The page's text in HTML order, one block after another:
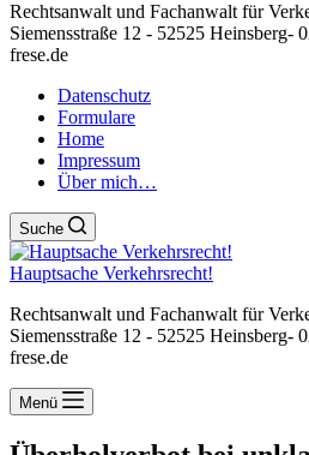
Rechtsanwalt und Fachanwalt für
Siemensstraße 12 - 52525 Heinsberg-
frese.de
Datenschutz
Formulare
Home
Impressum
Über mich…
Suche
Hauptsache Verkehrsrecht!
Rechtsanwalt und Fachanwalt für
Siemensstraße 12 - 52525 Heinsberg-
frese.de
Menü